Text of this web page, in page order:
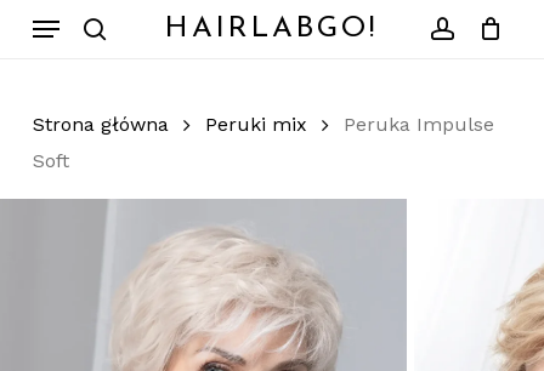
HAIRLABGO!
Menu
Strona główna Peruki mix
Peruka Impulse
Soft